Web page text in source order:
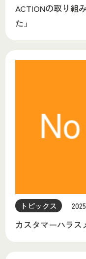
ACTIONの取り組
た」
トピックス
カスタマーハラス